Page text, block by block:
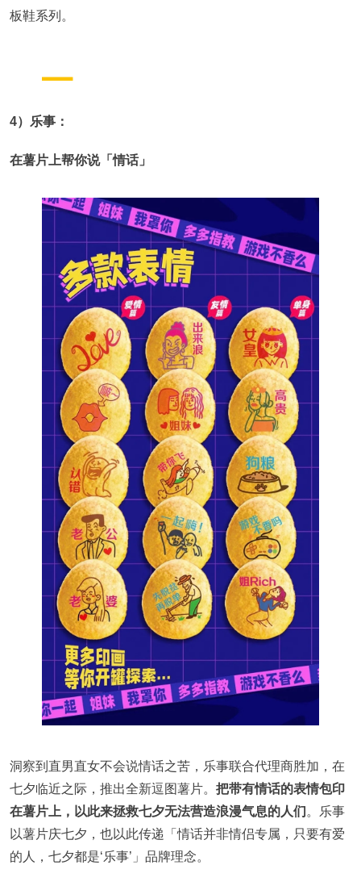
板鞋系列。
4）乐事：
在薯片上帮你说「情话」
洞察到直男直女不会说情话之苦，乐事联合代理商胜加，在
七夕临近之际，推出全新逗图薯片。 把带有情话的表情包印
在薯片上，以此来拯救七夕无法营造浪漫气息的人们 。乐事
以薯片庆七夕，也以此传递「情话并非情侣专属，只要有爱
的人，七夕都是‘乐事’」品牌理念。